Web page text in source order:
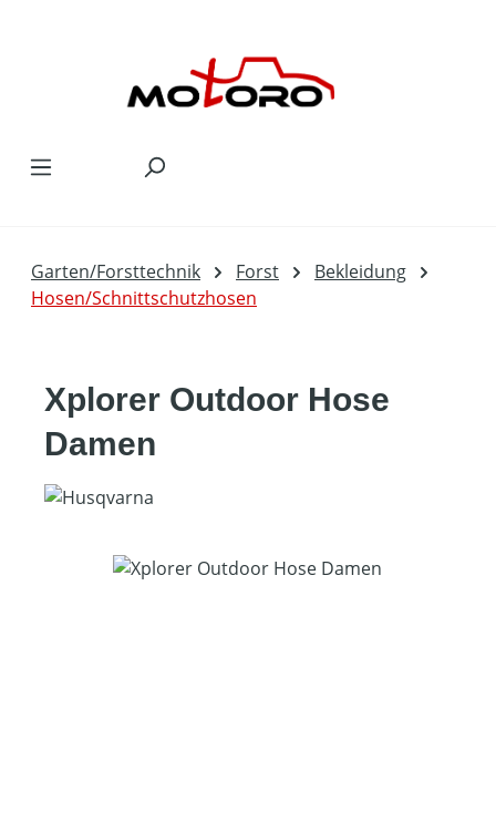
Garten/Forsttechnik Forst
Bekleidung
Hosen/Schnittschutzhosen
Xplorer Outdoor Hose
Damen
Bildergalerie überspringen